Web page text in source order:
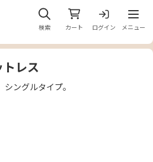
検索 カート ログイン
メニ
メニュー
レス
ングルタイプ。